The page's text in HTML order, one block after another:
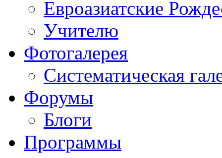
Евроазиатские
Учителю
Фотогалерея
Систематическая
Форумы
Блоги
Программы